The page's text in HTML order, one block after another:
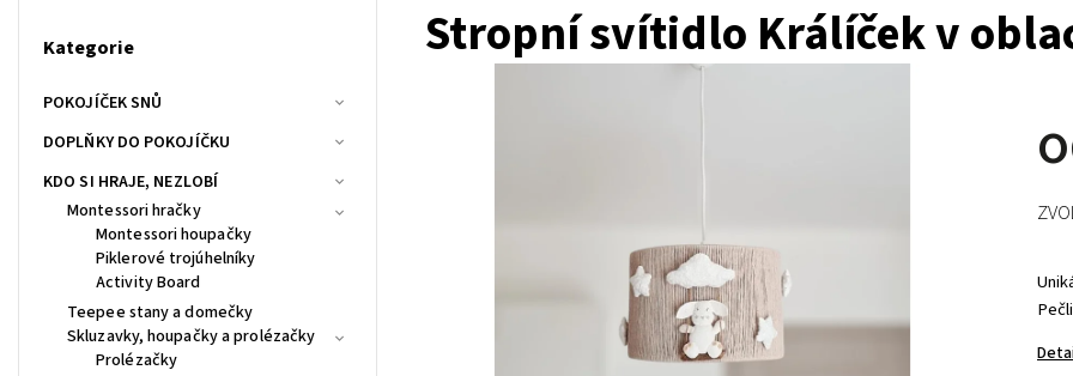
Kategorie
POKOJÍČEK SNŮ
DOPLŇKY DO POKOJÍČKU
KDO SI HRAJE, NEZLOBÍ
Montessori hračky
Montessori houpačky
Piklerové trojúhelníky
Activity Board
Teepee stany a domečky
Skluzavky, houpačky a prolézačky
Prolézačky
Stropní svítidlo Králíček v